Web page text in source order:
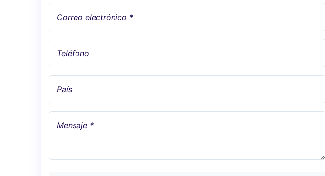
Correo electrónico *
Teléfono
País
Mensaje *